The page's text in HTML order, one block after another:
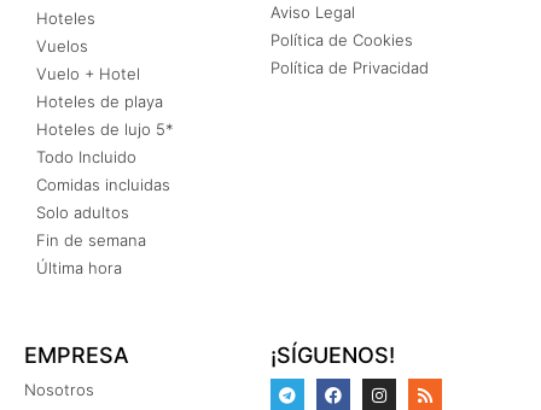
Hoteles
Vuelos
Vuelo + Hotel
Hoteles de playa
Hoteles de lujo 5*
Todo Incluido
Comidas incluidas
Solo adultos
Fin de semana
Última hora
Aviso Legal
Política de Cookies
Política de Privacidad
EMPRESA
Nosotros
¡SÍGUENOS!